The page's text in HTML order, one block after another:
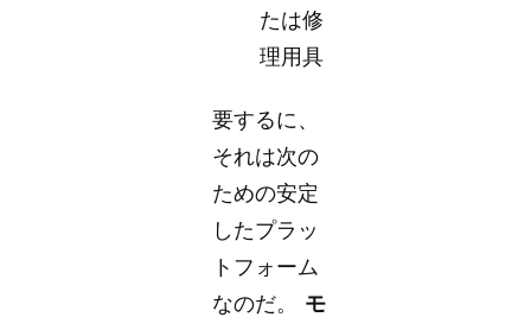
たは修
理用具
要するに、
それは次の
ための安定
したプラッ
トフォーム
なのだ。 モ